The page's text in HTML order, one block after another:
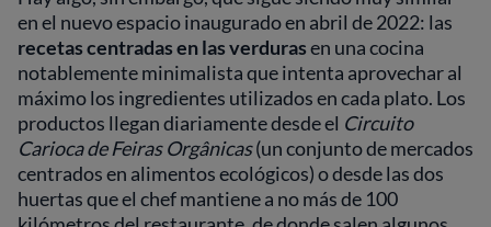
en el nuevo espacio inaugurado en abril de 2022: las
recetas centradas en las verdurasen una cocina
notablemente minimalista que intenta aprovechar al
máximo los ingredientes utilizados en cada plato. Los
productos llegan diariamente desde el Circuito
Carioca de Feiras Orgânicas(un conjunto de mercados
centrados en alimentos ecológicos) o desde las dos
huertas que el chef mantiene a no más de 100